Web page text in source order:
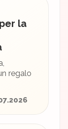
la
regalo